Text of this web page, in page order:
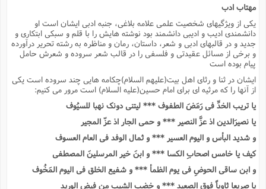
مهتاب ادب
یکى از ویژگیهاى شخصیت علمى علامه بلاغى، جنبه ادبى ایشان است او
دانشمندى ادیب و ادیبى دانشمند بود نوشته هایش را با قلم و سبکى ابتکارى و
جدید و در قالبهاى ادبى و شعر، داستان، رمان و مناظره به رشته تحریر درآورده
و برخى از مسائل عقیدتى و فلسفى را در قالب شعر سروده و شعرش حامل
پیام بوده است
ایشان در ثنا و رثاى اهل بیت(علیهم السلام)چکامه هایى چند سروده است یکى
از آنها را که مرثیه اى براى امام حسین(علیه السلام) است مرور مى کنیم:
یا تریب الخدِّ فى رَمَضَ الطفوف *** لیتنى دونک نهبا للسیُوف
یا نصیرَالدین اذ عزَّ النصیر *** و حمى الجار اذ عزّ المجیر
و شدید البأس و الیوم العسیر *** و ثمال الوفد فى العام العسوف
کیف یا خامس اصحابِ الکسا *** و ابنَ خیر المرسلینَ المصطفى
و ابن ساقى الحوضِ فى یوم الظمأ *** و شفیع الخلق فى الیوم المَخُوف
یا صریعا ثاویاً فوق الصعید *** و خضب الشیب من فیض الورید